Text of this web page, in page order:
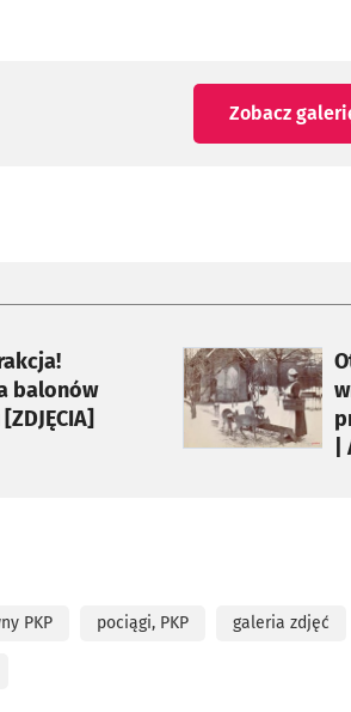
Zobacz
balonów
otworzy się w
PKP pociągi, PKP galeria zdjęć